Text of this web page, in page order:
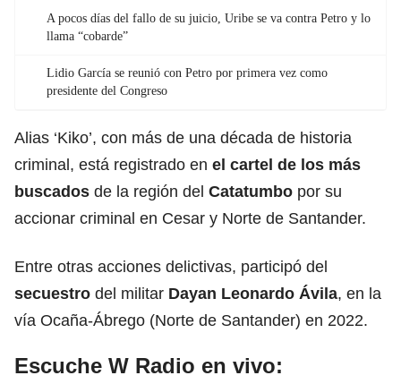
A pocos días del fallo de su juicio, Uribe se va contra Petro y lo
llama “cobarde”
Lidio García se reunió con Petro por primera vez como
presidente del Congreso
Alias ‘Kiko’, con más de una década de historia
criminal, está registrado en el cartel de los más
buscados de la región del Catatumbo por su
accionar criminal en Cesar y Norte de Santander.
Entre otras acciones delictivas, participó del
secuestro del militar Dayan Leonardo Ávila, en la
vía Ocaña-Ábrego (Norte de Santander) en 2022.
Escuche W Radio en vivo: